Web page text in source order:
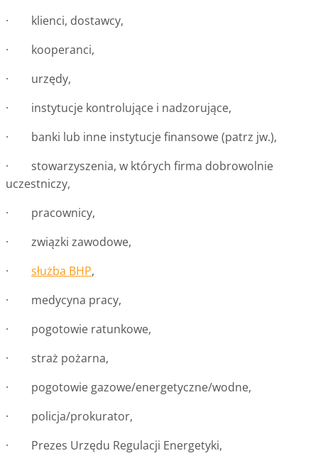
· klienci, dostawcy,
· kooperanci,
· urzędy,
· instytucje kontrolujące i nadzorujące,
· banki lub inne instytucje finansowe (patrz jw.),
· stowarzyszenia, w których firma dobrowolnie
uczestniczy,
· pracownicy,
· związki zawodowe,
· służba BHP,
· medycyna pracy,
· pogotowie ratunkowe,
· straż pożarna,
· pogotowie gazowe/energetyczne/wodne,
· policja/prokurator,
· Prezes Urzędu Regulacji Energetyki,